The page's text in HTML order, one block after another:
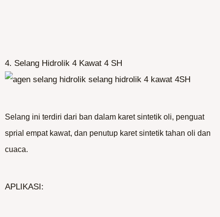
4. Selang Hidrolik 4 Kawat 4 SH
Selang ini terdiri dari ban dalam karet sintetik oli, penguat
sprial empat kawat, dan penutup karet sintetik tahan oli dan
cuaca.
APLIKASI: